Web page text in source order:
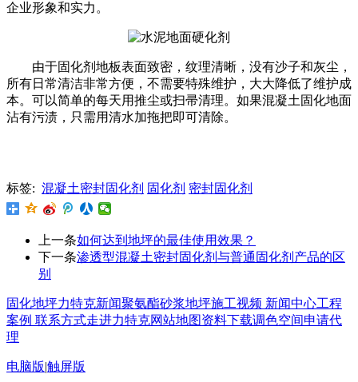
企业形象和实力。
由于固化剂地板表面致密，纹理清晰，没有沙子和灰尘，
所有日常清洁非常方便，不需要特殊维护，大大降低了维护成
本。可以简单的每天用推尘或扫帚清理。如果混凝土固化地面
沾有污渍，只需用清水加拖把即可清除。
标签: 混凝土密封固化剂 固化剂 密封固化剂
上一条如何达到地坪的最佳使用效果？
下一条渗透型混凝土密封固化剂与普通固化剂产品的区
别
固化地坪力特克新闻聚氨酯砂浆地坪施工视频 新闻中心工程
案例 联系方式走进力特克网站地图资料下载调色空间申请代
理
电脑版|触屏版